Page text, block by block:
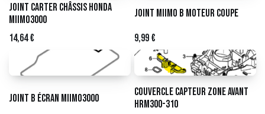
Joint carter châssis HONDA
Miimo3000
14,64€
Joint Miimo b moteur coupe
9,99€
Joint b écran Miimo3000
Couvercle capteur zone avant
HRM300-310